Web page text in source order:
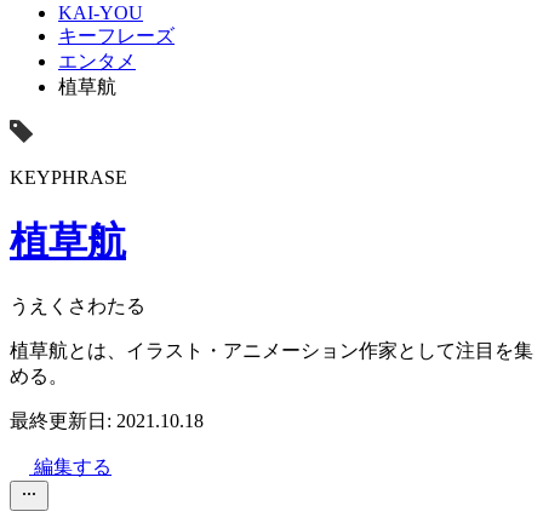
KAI-YOU
キーフレーズ
エンタメ
植草航
KEYPHRASE
植草航
うえくさわたる
植草航とは、イラスト・アニメーション作家として注目を集
める。
最終更新日: 2021.10.18
編集する